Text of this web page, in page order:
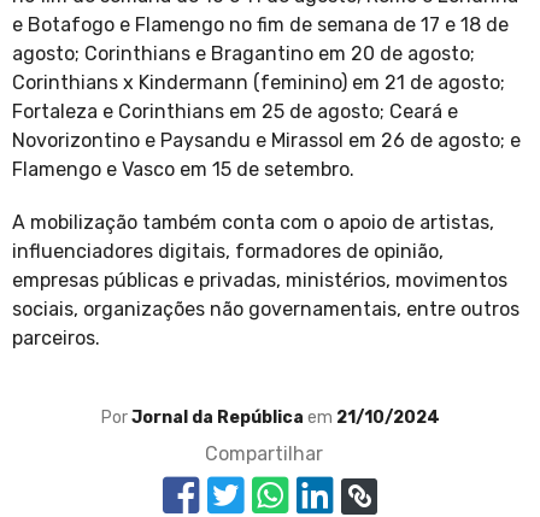
e Botafogo e Flamengo no fim de semana de 17 e 18 de
agosto; Corinthians e Bragantino em 20 de agosto;
Corinthians x Kindermann (feminino) em 21 de agosto;
Fortaleza e Corinthians em 25 de agosto; Ceará e
Novorizontino e Paysandu e Mirassol em 26 de agosto; e
Flamengo e Vasco em 15 de setembro.
A mobilização também conta com o apoio de artistas,
influenciadores digitais, formadores de opinião,
empresas públicas e privadas, ministérios, movimentos
sociais, organizações não governamentais, entre outros
parceiros.
PorJornal da República em 21/10/2024
Compartilhar